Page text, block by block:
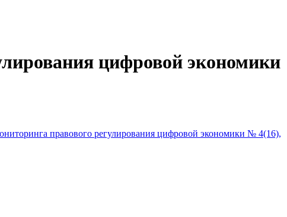
цифровой экономики
правового регулирования цифровой экономики № 4(16),